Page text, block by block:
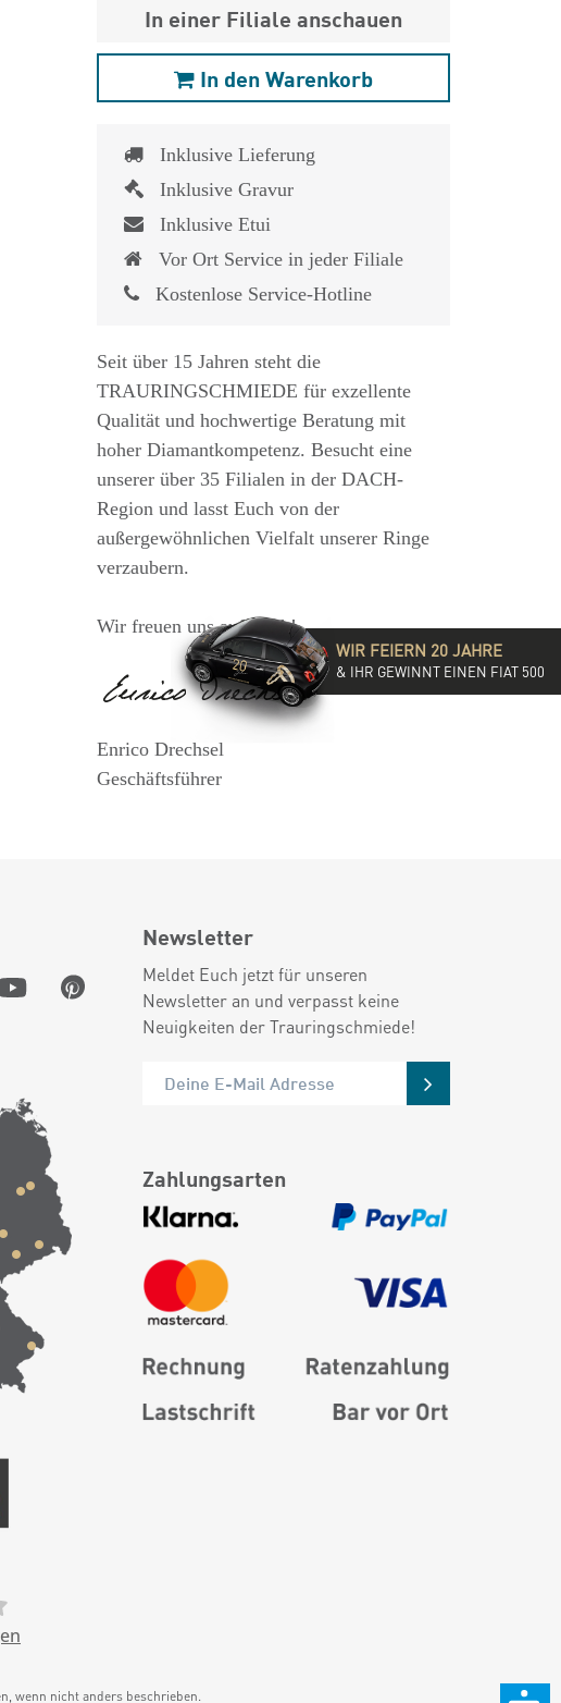
1.825,- €
In einer Filiale anschauen
In den Warenkorb
Inklusive Lieferung
Inklusive Gravur
Inklusive Etui
Vor Ort Service in jeder Filiale
Kostenlose Service-Hotline
Seit über 15 Jahren steht die
TRAURINGSCHMIEDE für exzellente
Qualität und hochwertige Beratung mit
hoher Diamantkompetenz. Besucht eine
unserer über 35 Filialen in der DACH-
Region und lasst Euch von der
außergewöhnlichen Vielfalt unserer Ringe
verzaubern.
Wir freuen uns auf Euch!
Enrico Drechsel
Geschäftsführer
Newsletter
Meldet Euch jetzt für unseren
Newsletter an und verpasst keine
Neuigkeiten der Trauringschmiede!
Zahlungsarten
wenn nicht anders beschrieben.
WIR FEIERN 20 JAHRE
& IHR GEWINNT EINEN FIAT 500